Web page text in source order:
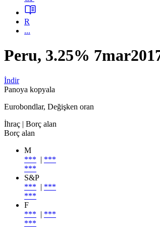
R
...
Peru, 3.25%
İndir
Panoya kopyala
Eurobondlar, Değişken oran
İhraç | Borç alan
Borç alan
M
*** | ***
***
S&P
*** | ***
***
F
*** | ***
***